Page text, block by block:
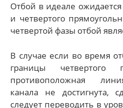
Отбой в идеале
и четвертого
четвертой фазы отбой
В случае если во время
границы четвертого
противоположная
канала не достигнута,
следует переводить в